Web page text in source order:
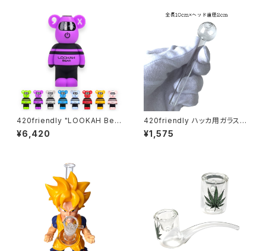
420friendly "LOOKAH Bea
r" コンパクト×高性能 510 カー
トバッテリー
¥6,420
420friendly ハッカ用ガラスパ
イプ 10cm (ヘッド2cm)
¥1,575